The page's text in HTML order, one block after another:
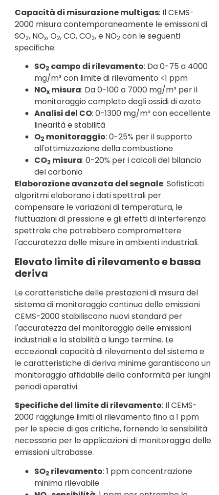
Capacità di misurazione multigas: Il CEMS-
2000 misura contemporaneamente le emissioni di
SO2, NOx, O2, CO, CO2, e NO2 con le seguenti
specifiche:
SO2 campo di rilevamento: Da 0-75 a 4000
mg/m³ con limite di rilevamento <1 ppm
NOx misura: Da 0-100 a 7000 mg/m³ per il
monitoraggio completo degli ossidi di azoto
Analisi del CO: 0-1300 mg/m³ con eccellente
linearità e stabilità
O2 monitoraggio: 0-25% per il supporto
all'ottimizzazione della combustione
CO2 misura: 0-20% per i calcoli del bilancio
del carbonio
Elaborazione avanzata del segnale: Sofisticati
algoritmi elaborano i dati spettrali per
compensare le variazioni di temperatura, le
fluttuazioni di pressione e gli effetti di interferenza
spettrale che potrebbero compromettere
l'accuratezza delle misure in ambienti industriali.
Elevato limite di rilevamento e bassa
deriva
Le caratteristiche delle prestazioni di misura del
sistema di monitoraggio continuo delle emissioni
CEMS-2000 stabiliscono nuovi standard per
l'accuratezza del monitoraggio delle emissioni
industriali e la stabilità a lungo termine. Le
eccezionali capacità di rilevamento del sistema e
le caratteristiche di deriva minime garantiscono un
monitoraggio affidabile della conformità per lunghi
periodi operativi.
Specifiche del limite di rilevamento: Il CEMS-
2000 raggiunge limiti di rilevamento fino a 1 ppm
per le specie di gas critiche, fornendo la sensibilità
necessaria per le applicazioni di monitoraggio delle
emissioni ultrabasse.
SO2 rilevamento: 1 ppm concentrazione
minima rilevabile